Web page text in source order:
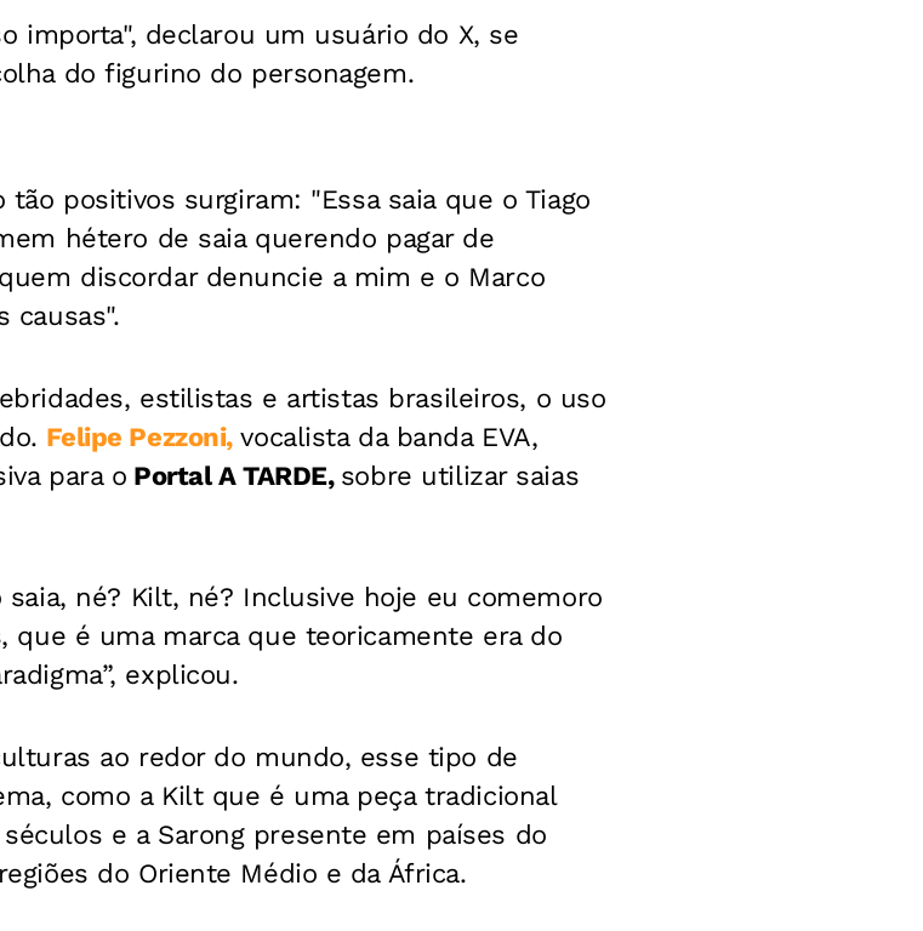
importa", declarou um usuário do X, se
do figurino do personagem.
positivos surgiram: "Essa saia que o Tiago
hétero de saia querendo pagar de
discordar denuncie a mim e o Marco
causas".
estilistas e artistas brasileiros, o uso
Felipe Pezzoni,vocalista da banda EVA,
para o Portal A TARDE, sobre utilizar saias
né? Kilt, né? Inclusive hoje eu comemoro
que é uma marca que teoricamente era do
explicou.
ao redor do mundo, esse tipo de
como a Kilt que é uma peça tradicional
e a Sarong presente em países do
do Oriente Médio e da África.